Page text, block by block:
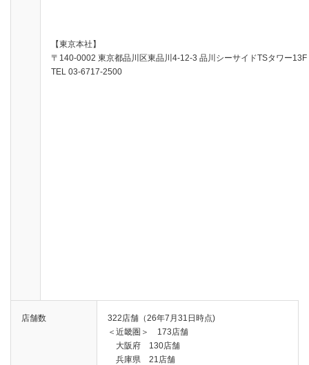
【東京本社】
〒140-0002 東京都品川区東品川4-12-3 品川シーサイドTSタワー13F
TEL 03-6717-2500
店舗数
322店舗（26年7月31日時点)
＜近畿圏＞ 173店舗
大阪府 130店舗
兵庫県 21店舗